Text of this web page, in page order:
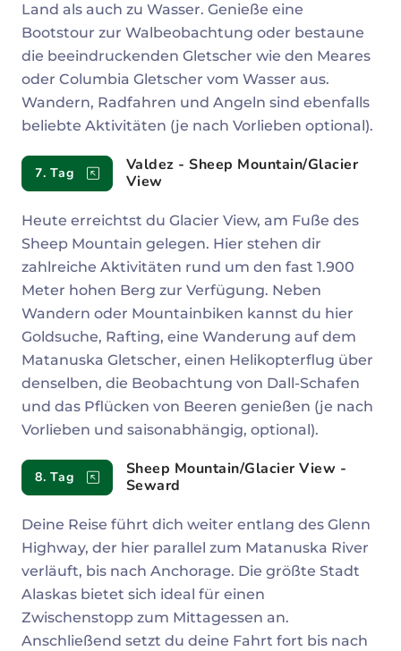
Land als auch zu Wasser. Genieße eine
Bootstour zur Walbeobachtung oder bestaune
die beeindruckenden Gletscher wie den Meares
oder Columbia Gletscher vom Wasser aus.
Wandern, Radfahren und Angeln sind ebenfalls
beliebte Aktivitäten (je nach Vorlieben optional).
7. Tag
Valdez - Sheep Mountain/Glacier
View
Heute erreichtst du Glacier View, am Fuße des
Sheep Mountain gelegen. Hier stehen dir
zahlreiche Aktivitäten rund um den fast 1.900
Meter hohen Berg zur Verfügung. Neben
Wandern oder Mountainbiken kannst du hier
Goldsuche, Rafting, eine Wanderung auf dem
Matanuska Gletscher, einen Helikopterflug über
denselben, die Beobachtung von Dall-Schafen
und das Pflücken von Beeren genießen (je nach
Vorlieben und saisonabhängig, optional).
8. Tag
Sheep Mountain/Glacier View -
Seward
Deine Reise führt dich weiter entlang des Glenn
Highway, der hier parallel zum Matanuska River
verläuft, bis nach Anchorage. Die größte Stadt
Alaskas bietet sich ideal für einen
Zwischenstopp zum Mittagessen an.
Anschließend setzt du deine Fahrt fort bis nach